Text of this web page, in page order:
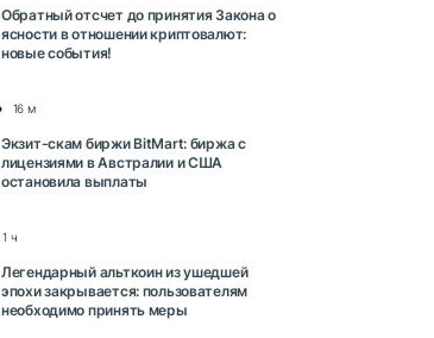
Обратный отсчет до принятия Закона о
ясности в отношении криптовалют:
новые события!
16 м
Экзит-скам биржи BitMart: биржа с
лицензиями в Австралии и США
остановила выплаты
1 ч
Легендарный альткоин из ушедшей
эпохи закрывается: пользователям
необходимо принять меры